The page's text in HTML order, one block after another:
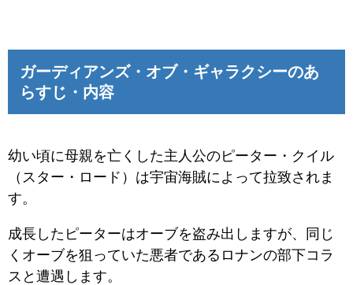
ガーディアンズ・オブ・ギャラクシーのあ
らすじ・内容
幼い頃に母親を亡くした主人公のピーター・クイル
（スター・ロード）は宇宙海賊によって拉致されま
す。
成長したピーターはオーブを盗み出しますが、同じ
くオーブを狙っていた悪者であるロナンの部下コラ
スと遭遇します。